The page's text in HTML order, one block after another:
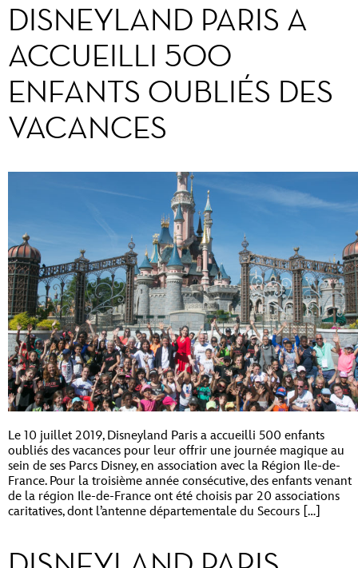
DISNEYLAND PARIS A
ACCUEILLI 500
ENFANTS OUBLIÉS DES
VACANCES
Le 10 juillet 2019, Disneyland Paris a accueilli 500 enfants
oubliés des vacances pour leur offrir une journée magique au
sein de ses Parcs Disney, en association avec la Région Ile-de-
France. Pour la troisième année consécutive, des enfants venant
de la région Ile-de-France ont été choisis par 20 associations
caritatives, dont l’antenne départementale du Secours […]